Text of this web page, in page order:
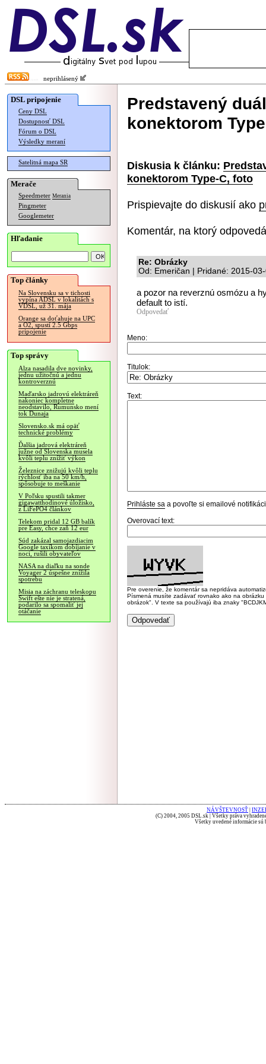
neprihlásený
DSL pripojenie
Ceny DSL
Dostupnosť DSL
Fórum o DSL
Výsledky meraní
Satelitná mapa SR
Merače
Speedmeter Merania
Pingmeter
Googlemeter
Hľadanie
Top články
Na Slovensku sa v tichosti
vypína ADSL v lokalitách s
VDSL, už 31. mája
Orange sa doťahuje na UPC
a O2, spustí 2.5 Gbps
pripojenie
Top správy
Alza nasadila dve novinky,
jednu užitočnú a jednu
kontroverznú
Maďarsko jadrovú elektráreň
nakoniec kompletne
neodstavilo, Rumunsko mení
tok Dunaja
Slovensko.sk má opäť
technické problémy
Ďalšia jadrová elektráreň
južne od Slovenska musela
kvôli teplu znížiť výkon
Železnice znižujú kvôli teplu
rýchlosť iba na 50 km/h,
spôsobuje to meškanie
V Poľsku spustili takmer
gigawatthodinové úložisko,
z LiFePO4 článkov
Telekom pridal 12 GB balík
pre Easy, chce zaň 12 eur
Súd zakázal samojazdiacim
Google taxíkom dobíjanie v
noci, rušili obyvateľov
NASA na diaľku na sonde
Voyager 2 úspešne znížila
spotrebu
Misia na záchranu teleskopu
Swift ešte nie je stratená,
podarilo sa spomaliť jej
otáčanie
Predstavený
konektorom
Diskusia k článku:
konektorom Type-C, foto
Prispievajte do diskusií ako
Komentár, na ktorý
Re: Obrázky
Od: Emeričan | Pridané: 2015-
a pozor na reverznú osmózu a
default to istí.
Odpovedať
Meno:
Titulok:
Text:
Prihláste sa a povoľte si emailové
Overovací text:
Pre overenie, že komentár sa nepridáva
Písmená musíte zadávať rovnako ako na
obrázok". V texte sa používajú iba znaky
NÁVŠTEVNOSŤ
(C) 2004, 2005 DSL.sk | Všetky práva
Všetky uvedené informácie sú